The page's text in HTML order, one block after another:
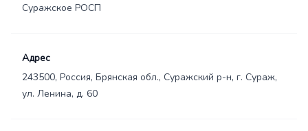
Суражское РОСП
Адрес
243500, Россия, Брянская обл., Суражский р-н, г. Сураж,
ул. Ленина, д. 60